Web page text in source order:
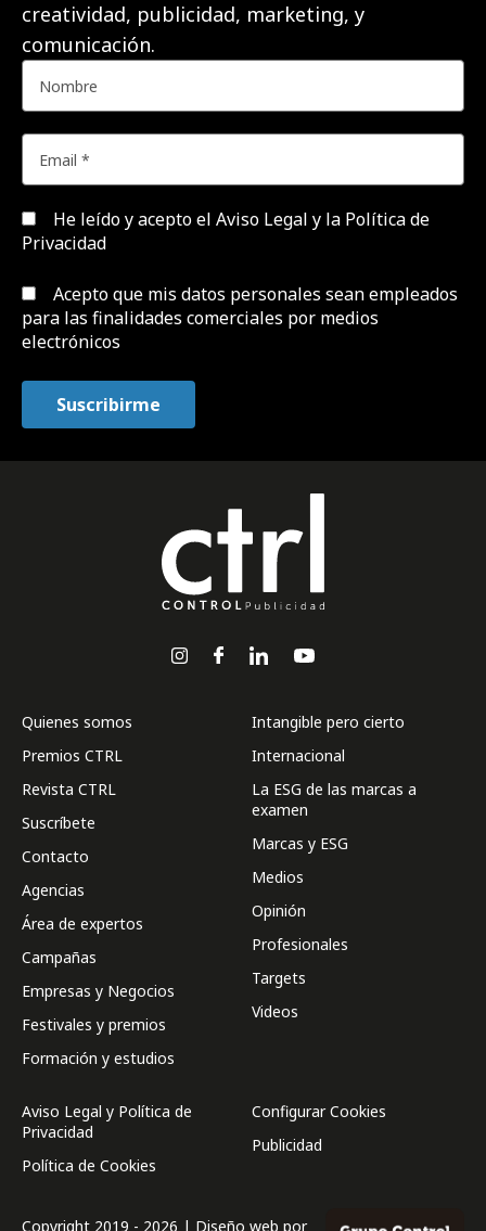
creatividad, publicidad, marketing, y
comunicación.
He leído y acepto el Aviso Legal y la Política de
Privacidad
Acepto que mis datos personales sean empleados
para las finalidades comerciales por medios
electrónicos
Quienes somos
Premios CTRL
Revista CTRL
Suscríbete
Contacto
Agencias
Área de expertos
Campañas
Empresas y Negocios
Festivales y premios
Formación y estudios
Intangible pero cierto
Internacional
La ESG de las marcas a
examen
Marcas y ESG
Medios
Opinión
Profesionales
Targets
Videos
Aviso Legal y Política de
Privacidad
Política de Cookies
Configurar Cookies
Publicidad
Copyright 2019 - 2026 | Diseño web por